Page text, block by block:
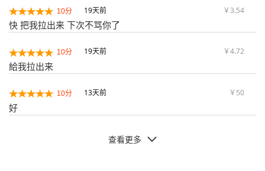
10分 19天前 ￥3.54
快 把我拉出来 下次不骂你了
10分 19天前 ￥4.72
給我拉出来
10分 13天前 ￥50
好
查看更多 